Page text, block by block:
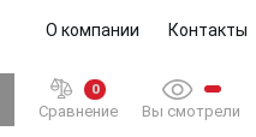
О компании Контакты
0
Сравнение Вы смотрели